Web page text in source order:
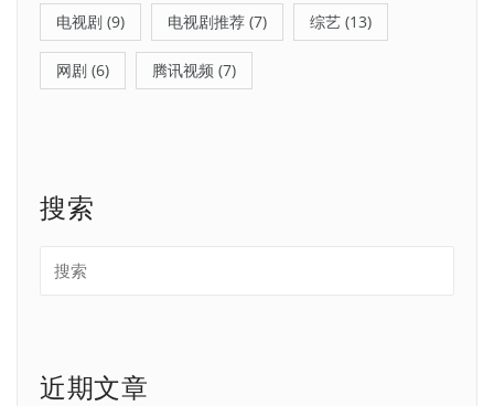
电视剧 (9) 电视剧推荐 (7) 综艺 (13)
网剧 (6) 腾讯视频 (7)
搜索
近期文章